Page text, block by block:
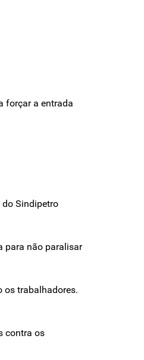
forçar a entrada
Sindipetro
para não paralisar
os trabalhadores.
contra os